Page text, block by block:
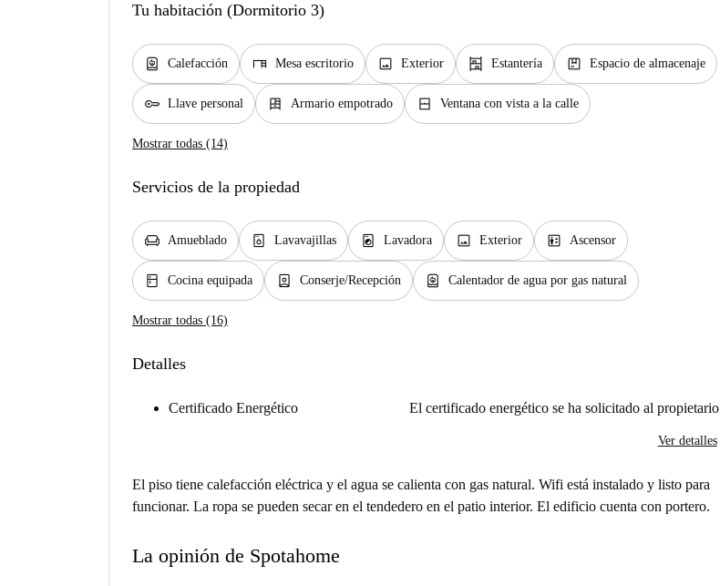
Tu habitación (Dormitorio 3)
water_heater Calefacción desk Mesa escritorio image Exterior shelves Estantería package Espacio de almacenaje
key Llave personal dresser Armario empotrado window_closed Ventana con vista a la calle
Mostrar todas (14)
Servicios de la propiedad
chair Amueblado dishwasher_gen Lavavajillas local_laundry_service Lavadora image Exterior elevator Ascensor
kitchen Cocina equipada person_book Conserje/Recepción water_heater Calentador de agua por gas natural
Mostrar todas (16)
Detalles
Certificado Energético El certificado energético se ha solicitado al propietario
Ver detalles
El piso tiene calefacción eléctrica y el agua se calienta con gas natural. Wifi está instalado y listo para
funcionar. La ropa se pueden secar en el tendedero en el patio interior. El edificio cuenta con portero.
La opinión de Spotahome